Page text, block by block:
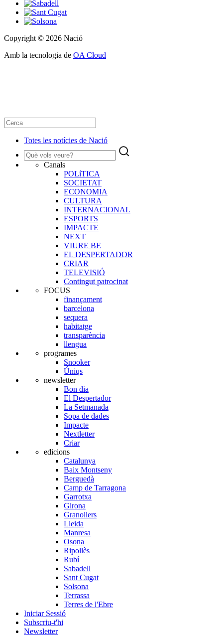
Copyright © 2026 Nació
Amb la tecnologia de OA Cloud
Totes les notícies de Nació
Canals
POLíTICA
SOCIETAT
ECONOMIA
CULTURA
INTERNACIONAL
ESPORTS
IMPACTE
NEXT
VIURE BE
EL DESPERTADOR
CRIAR
TELEVISIÓ
Contingut patrocinat
FOCUS
finançament
barcelona
sequera
habitatge
transparència
llengua
programes
Snooker
Úniqs
newsletter
Bon dia
El Despertador
La Setmanada
Sopa de dades
Impacte
Nextletter
Criar
edicions
Catalunya
Baix Montseny
Berguedà
Camp de Tarragona
Garrotxa
Girona
Granollers
Lleida
Manresa
Osona
Ripollès
Rubí
Sabadell
Sant Cugat
Solsona
Terrassa
Terres de l'Ebre
Iniciar Sessió
Subscriu-t'hi
Newsletter